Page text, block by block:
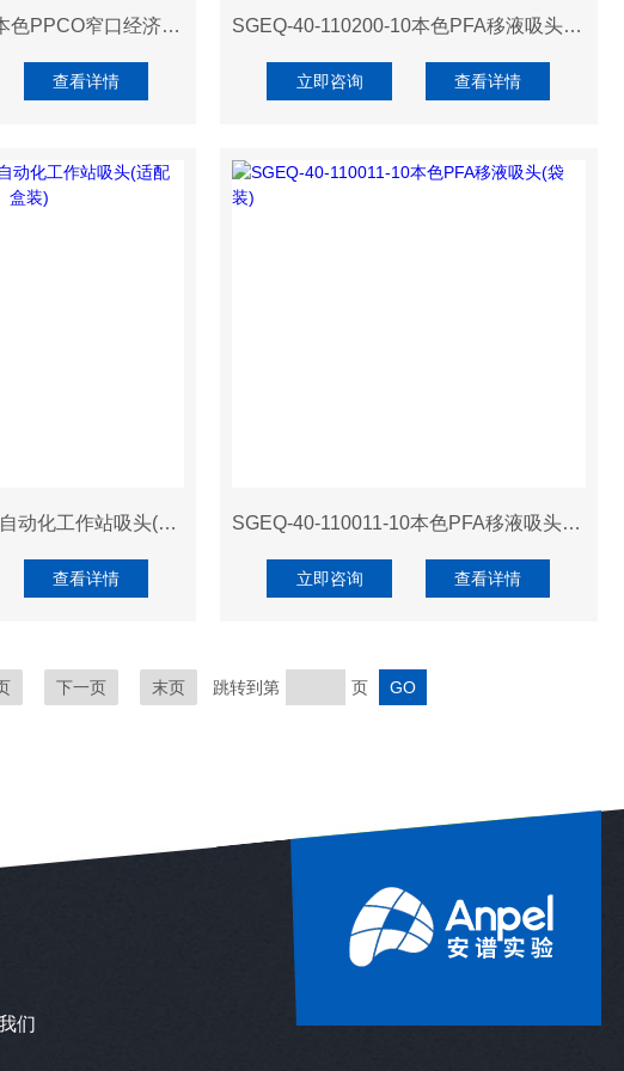
SGEQ-1113030-20本色PPCO窄口经济瓶(含本色PP螺旋盖)
查看详情
SGEQ-40-110200-10本色PFA移液吸头(袋装)
立即咨询 查看详情
AAEQ-A142200x50自动化工作站吸头(适配Tecan、导电、无滤芯、盒装)
查看详情
SGEQ-40-110011-10本色PFA移液吸头(袋装)
立即咨询 查看详情
下一页 末页 跳转到第 页
们